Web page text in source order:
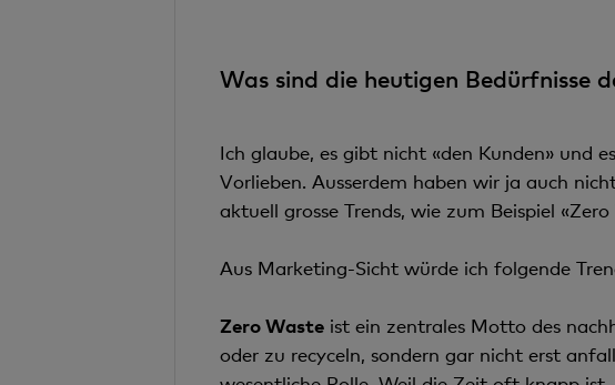
Was sind die heutigen Bedürfnisse
Ich glaube, es gibt nicht «den Kunden» und
Vorlieben. Ausserdem haben wir ja auch
aktuell grosse Trends, wie zum Beispiel
Aus Marketing-Sicht würde ich folgende
Zero Wasteist ein zentrales Motto des
oder zu recyceln, sondern gar nicht erst